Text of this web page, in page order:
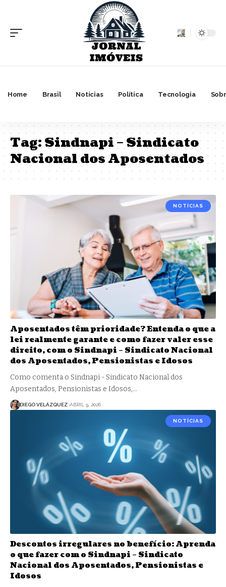
Home Brasil Notícias Política Tecnologia
Tag:Sindnapi – Sindicato
Nacional dos Aposentados
NOTÍCIAS
Aposentados têm prioridade? Entenda o que a
lei realmente garante e como fazer valer esse
direito, com o Sindnapi – Sindicato Nacional
dos Aposentados, Pensionistas e Idosos
Como comenta o Sindnapi - Sindicato Nacional dos
Aposentados, Pensionistas e Idosos,…
DIEGO VELÁZQUEZ ABRIL 9, 2026
NOTÍCIAS
Descontos irregulares no benefício: Aprenda
o que fazer com o Sindnapi – Sindicato
Nacional dos Aposentados, Pensionistas e
Idosos